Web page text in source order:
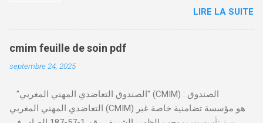
من خلال الموقع التابع لوزارة العدل، بدون الحاجة
للتنقل للمحكمة التجارية
https://servicesenligne.justice.gov.ma كيفية
طلب النموذجين 7 و 9 من الإنترنت في المغرب .
الخطوات: الدخول إلى موقع المحاكم-
المعلومات الشخصية إضافة معلومات الطالب .
دفع واجب الأداء 20 درهم عن طريق البطاقة
LIRE LA SUITE
cmim feuille de soin pdf
septembre 24, 2025
"الصندوق التعاضدي المهني المغربي" (CMIM) : الصندوق
التعاضدي المهني المغربي (CMIM) هو مؤسسة تضامنية خاصة غير